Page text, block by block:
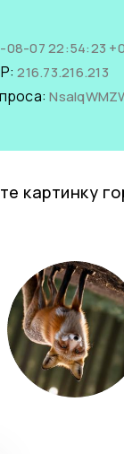
08-07 22:54:23
216.73.216.213
картинку